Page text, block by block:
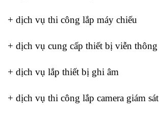
+ dịch vụ thi công lắp máy chiếu
+ dịch vụ cung cấp thiết bị viễn thông
+ dịch vụ lắp thiết bị ghi âm
+ dịch vụ thi công lắp camera giám sát